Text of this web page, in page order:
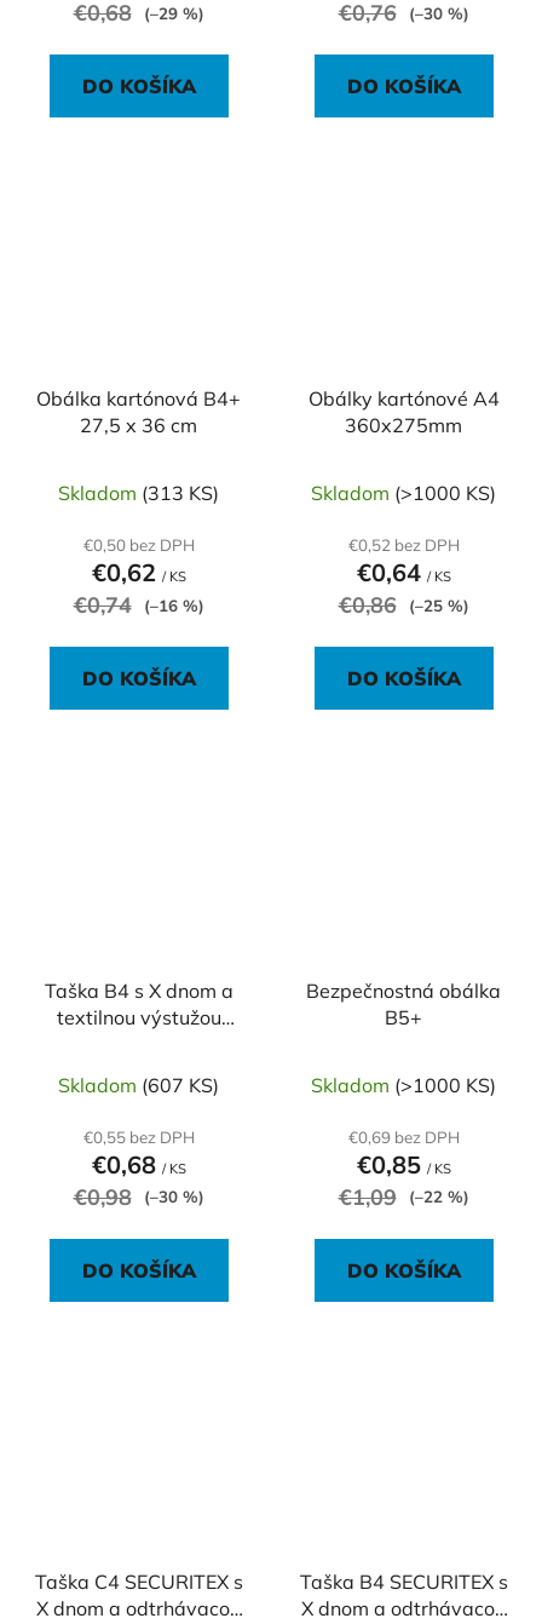
€0,68 (–29 %)
DO KOŠÍKA
€0,76 (–30 %)
DO KOŠÍKA
Obálka kartónová B4+
27,5 x 36 cm
Skladom (313 KS)
€0,50 bez DPH
€0,62 / KS
€0,74 (–16 %)
DO KOŠÍKA
Obálky kartónové A4
360x275mm
Skladom (>1000 KS)
€0,52 bez DPH
€0,64 / KS
€0,86 (–25 %)
DO KOŠÍKA
Taška B4 s X dnom a
textilnou výstužou
Skladom (607 KS)
€0,55 bez DPH
€0,68 / KS
€0,98 (–30 %)
DO KOŠÍKA
Bezpečnostná obálka
B5+
Skladom (>1000 KS)
€0,69 bez DPH
€0,85 / KS
€1,09 (–22 %)
DO KOŠÍKA
Taška C4 SECURITEX s
X dnom a odtrhávacou
Taška B4 SECURITEX s
X dnom a odtrhávacou